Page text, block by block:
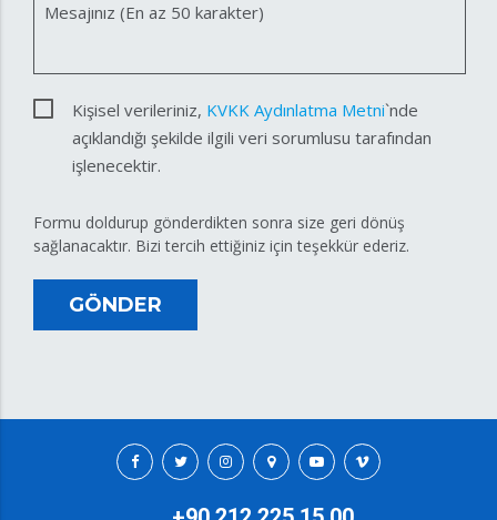
Mesajınız (En az 50 karakter)
Kişisel verileriniz, KVKK Aydınlatma Metni`nde
açıklandığı şekilde ilgili veri sorumlusu tarafından
işlenecektir.
Formu doldurup gönderdikten sonra size geri dönüş
sağlanacaktır. Bizi tercih ettiğiniz için teşekkür ederiz.
GÖNDER